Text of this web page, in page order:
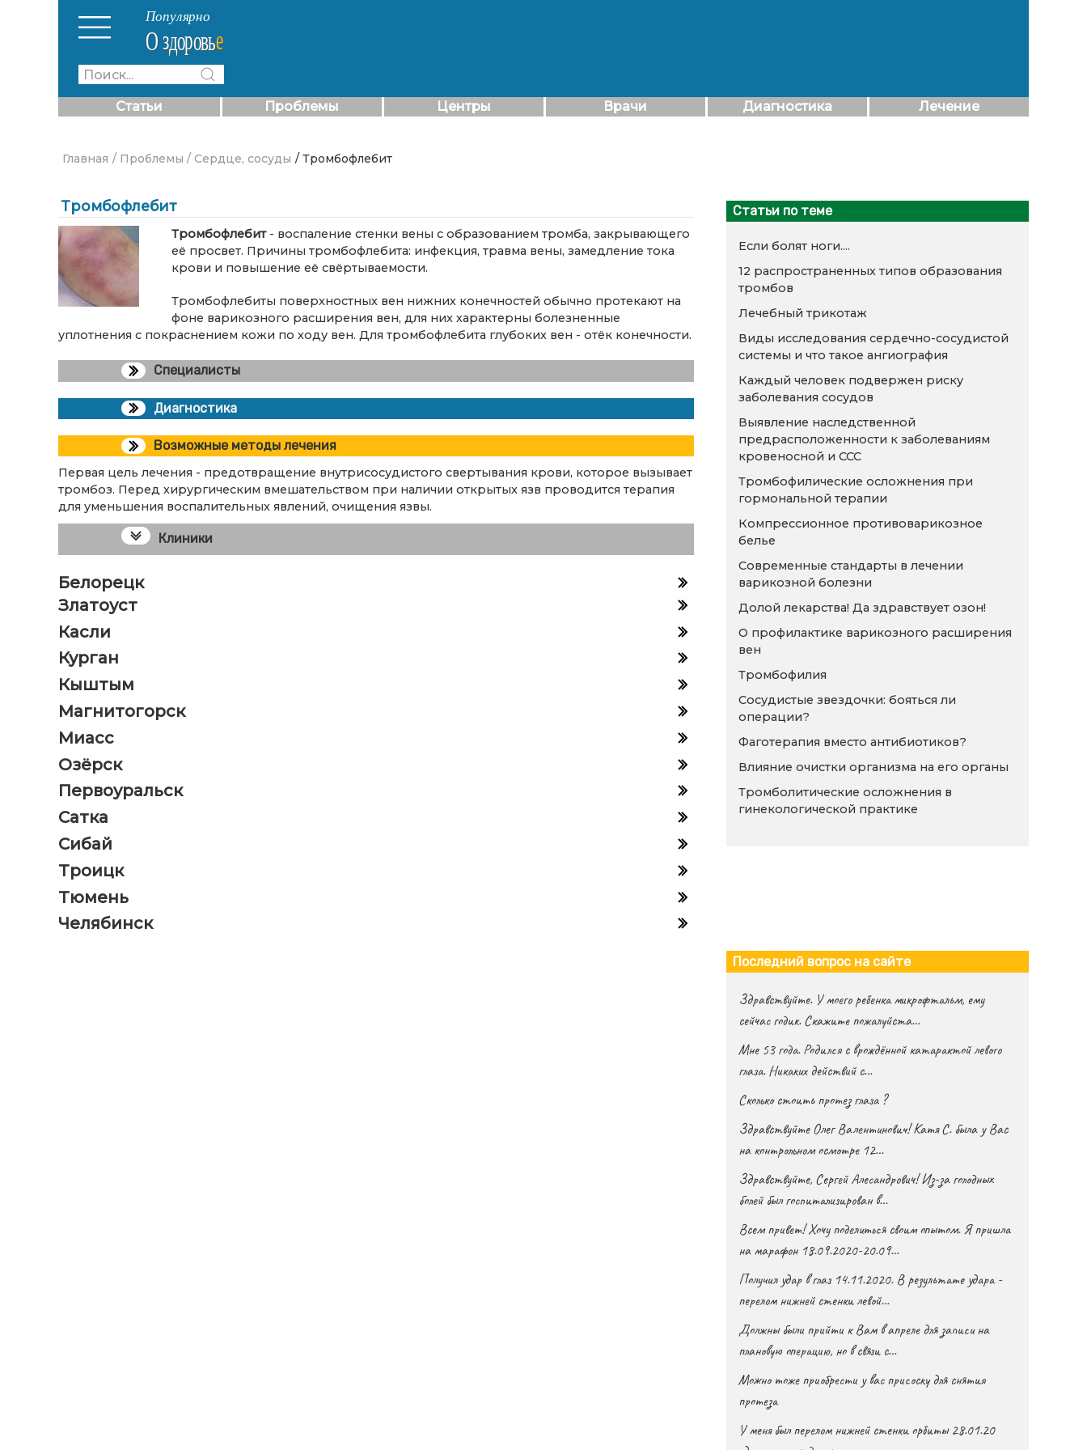
Статьи Проблемы Центры Врачи Диагностика Лечение
Главная / Проблемы / Сердце, сосуды / Тромбофлебит
Тромбофлебит
Тромбофлебит- воспаление стенки вены с образованием тромба, закрывающего
её просвет. Причины тромбофлебита: инфекция, травма вены, замедление тока
крови и повышение её свёртываемости.
Тромбофлебиты поверхностных вен нижних конечностей обычно протекают на
фоне варикозного расширения вен, для них характерны болезненные
уплотнения с покраснением кожи по ходу вен. Для тромбофлебита глубоких вен - отёк конечности.
Специалисты
Диагностика
Возможные методы лечения
Первая цель лечения - предотвращение внутрисосудистого свертывания крови, которое вызывает
тромбоз. Перед хирургическим вмешательством при наличии открытых язв проводится терапия
для уменьшения воспалительных явлений, очищения язвы.
Клиники
Белорецк
Златоуст
Касли
Курган
Кыштым
Магнитогорск
Миасс
Озёрск
Первоуральск
Сатка
Сибай
Троицк
Тюмень
Челябинск
Статьи по теме
Если болят ноги....
12 распространенных типов образования
тромбов
Лечебный трикотаж
Виды исследования сердечно-сосудистой
системы и что такое ангиография
Каждый человек подвержен риску
заболевания сосудов
Выявление наследственной
предрасположенности к заболеваниям
кровеносной и ССС
Тромбофилические осложнения при
гормональной терапии
Компрессионное противоварикозное
белье
Современные стандарты в лечении
варикозной болезни
Долой лекарства! Да здравствует озон!
О профилактике варикозного расширения
вен
Тромбофилия
Сосудистые звездочки: бояться ли
операции?
Фаготерапия вместо антибиотиков?
Влияние очистки организма на его органы
Тромболитические осложнения в
гинекологической практике
Последний вопрос на сайте
Здравствуйте. У моего ребенка микрофтальм, ему
сейчас годик. Скажите пожалуйста…
Мне 53 года. Родился с врождённой катарактой левого
глаза. Никаких действий с…
Сколько стоить протез глаза ?
Здравствуйте Олег Валентинович! Катя С. была у Вас
на контрольном осмотре 12…
Здравствуйте, Сергей Алесандрович! Из-за голодных
болей был госпитализирован в…
Всем привет! Хочу поделиться своим опытом. Я пришла
на марафон 18.09.2020-20.09…
Получил удар в глаз 14.11.2020. В результате удара -
перелом нижней стенки левой…
Должны были прийти к Вам в апреле для записи на
плановую операцию, но в связи с…
Можно тоже приобрести у вас присоску для снятия
протеза
У меня был перелом нижней стенки орбиты 28.01.20